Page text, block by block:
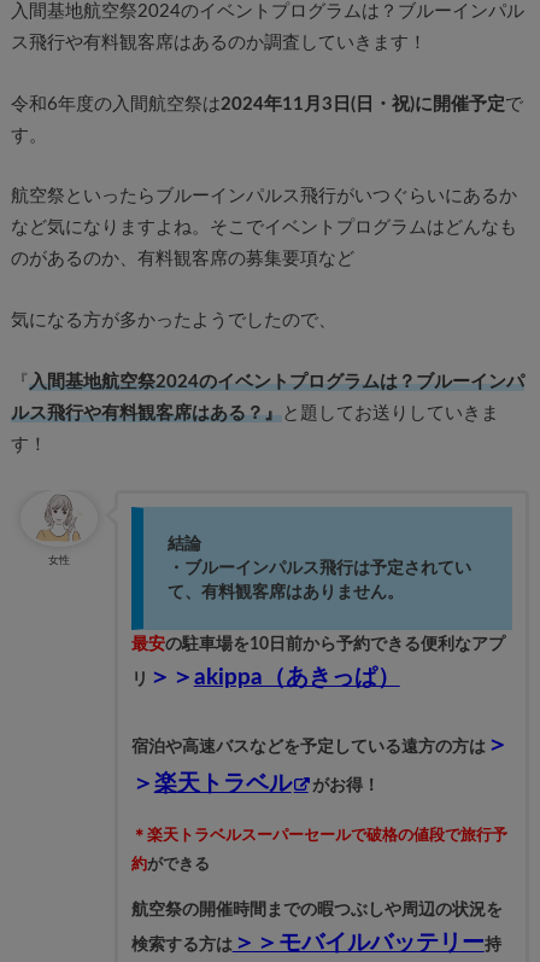
入間基地航空祭2024のイベントプログラムは？ブルーインパル
ス飛行や有料観客席はあるのか調査していきます！
令和6年度の入間航空祭は2024年11月3日(日・祝)に開催予定で
す。
航空祭といったらブルーインパルス飛行がいつぐらいにあるか
など気になりますよね。そこでイベントプログラムはどんなも
のがあるのか、有料観客席の募集要項など
気になる方が多かったようでしたので、
『入間基地航空祭2024のイベントプログラムは？ブルーインパ
ルス飛行や有料観客席はある？』と題してお送りしていきま
す！
女性
結論
・ブルーインパルス飛行は予定されてい
て、有料観客席はありません。
最安の駐車場を10日前から予約できる便利なアプ
リ ＞＞ akippa（あきっぱ）
宿泊や高速バスなどを予定している遠方の方は＞
＞ 楽天トラベル がお得！
＊楽天トラベルスーパーセールで破格の値段で旅行予
約ができる
航空祭の開催時間までの暇つぶしや周辺の状況を
検索する方は ＞＞モバイルバッテリー持